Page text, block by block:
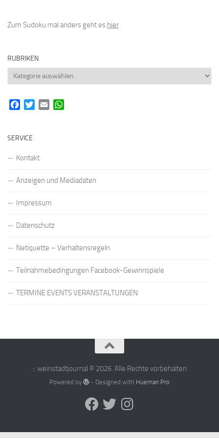
Zum Sudoku mal anders geht es hier
RUBRIKEN
Rubriken
FacebookTwitterEmail
SERVICE
Kontakt
Anzeigen und Mediadaten
Impressum
Datenschutz
Netiquette – Verhaltensregeln
Teilnahmebedingungen Facebook-Gewinnspiele
TERMINE EVENTS VERANSTALTUNGEN
::: weinstadtjournal © 2026. Alle Rechte vorbehalten.
Powered by - Designed with Hueman Pro